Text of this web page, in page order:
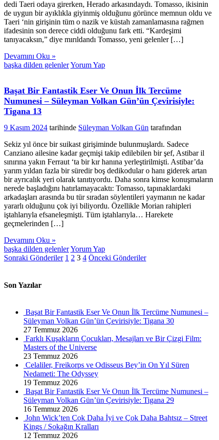
dedi Taeri odaya girerken, Herado arkasındaydı. Tomasso, ikisinin
de uygun bir ayıklıkla giyinmiş olduğunu görünce memnun oldu ve
Taeri ‘nin girişinin tüm o nazik ve küstah zamanlamasına rağmen
ifadesinin son derece ciddi olduğunu fark etti. “Kardeşimi
tanıyacaksın,” diye mırıldandı Tomasso, yeni gelenler […]
Devamını Oku »
başka dilden gelenlerYorum Yap
Başat Bir Fantastik Eser Ve Onun İlk Tercüme
Numunesi – Süleyman Volkan Gün’ün Çevirisiyle:
Tigana 13
9 Kasım 2024 tarihinde Süleyman Volkan Gün tarafından
Sekiz yıl önce bir suikast girişiminde bulunmuşlardı. Sadece
Canziano ailesine kadar geçmişi takip edilebilen bir şef, Astibar il
sınırına yakın Ferraut ‘ta bir kır hanına yerleştirilmişti. Astibar’da
yarım yıldan fazla bir süredir boş dedikodular o hanı giderek artan
bir ayrıcalık yeri olarak tanıtıyordu. Daha sonra kimse konuşmaların
nerede başladığını hatırlamayacaktı: Tomasso, tapınaklardaki
arkadaşları arasında bu tür sıradan söylentileri yaymanın ne kadar
yararlı olduğunu çok iyi biliyordu. Özellikle Morian rahipleri
iştahlarıyla efsaneleşmişti. Tüm iştahlarıyla… Harekete
geçmelerinden […]
Devamını Oku »
başka dilden gelenlerYorum Yap
Sonraki Gönderiler 1 2 3 4 Önceki Gönderiler
Son Yazılar
Başat Bir Fantastik Eser Ve Onun İlk Tercüme Numunesi –
Süleyman Volkan Gün’ün Çevirisiyle: Tigana 30
27 Temmuz 2026
Farklı Kuşakların Çocukları, Mesajları ve Bir Çizgi Film:
Masters of the Universe
23 Temmuz 2026
Celaliler, Freikorps ve Odisseus Bey’in On Yıl Süren
Nedameti: The Odyssey
19 Temmuz 2026
Başat Bir Fantastik Eser Ve Onun İlk Tercüme Numunesi –
Süleyman Volkan Gün’ün Çevirisiyle: Tigana 29
16 Temmuz 2026
John Wick’ten Çok Daha İyi ve Çok Daha Bahtsız – Street
Kings / Sokağın Kralları
12 Temmuz 2026